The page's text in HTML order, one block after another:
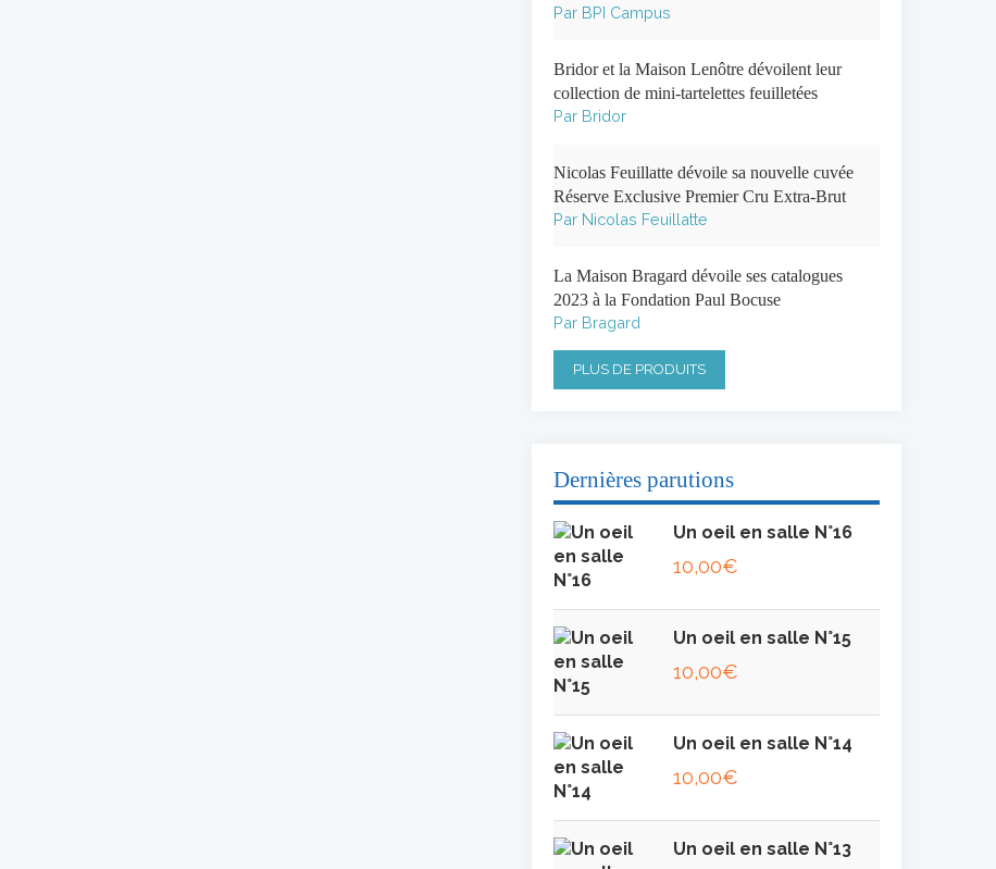
Par BPI Campus
Bridor et la Maison Lenôtre dévoilent leur
collection de mini-tartelettes feuilletées
Par Bridor
Nicolas Feuillatte dévoile sa nouvelle cuvée
Réserve Exclusive Premier Cru Extra-Brut
Par Nicolas Feuillatte
La Maison Bragard dévoile ses catalogues
2023 à la Fondation Paul Bocuse
Par Bragard
PLUS DE PRODUITS
Dernières parutions
Un oeil en salle N°16
10,00€
Un oeil en salle N°15
10,00€
Un oeil en salle N°14
10,00€
Un oeil en salle N°13